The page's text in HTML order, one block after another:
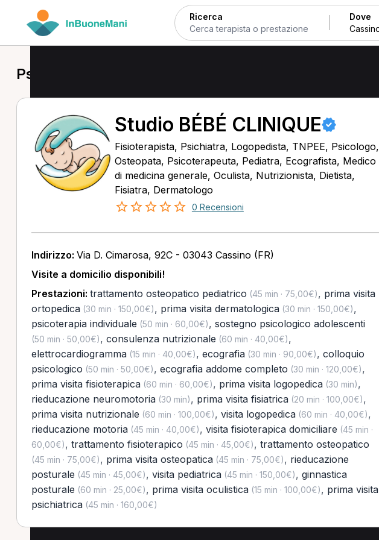
Ricerca Dove
Psicoterapeuta a Cassino
Studio BÉBÉ CLINIQUE
Fisioterapista, Psichiatra, Logopedista, TNPEE, Psicologo,
Osteopata, Psicoterapeuta, Pediatra, Ecografista, Medico
di medicina generale, Oculista, Nutrizionista, Dietista,
Fisiatra, Dermatologo
0 Recensioni
Indirizzo: Via D. Cimarosa, 92C - 03043 Cassino (FR)
Visite a domicilio disponibili!
Prestazioni: trattamento osteopatico pediatrico (45 min · 75,00€), prima visita
ortopedica(30 min · 150,00€), prima visita dermatologica(30 min · 150,00€),
psicoterapia individuale (50 min · 60,00€), sostegno psicologico adolescenti
(50 min · 50,00€), consulenza nutrizionale (60 min · 40,00€),
elettrocardiogramma(15 min · 40,00€), ecografia(30 min · 90,00€), colloquio
psicologico (50 min · 50,00€), ecografia addome completo (30 min · 120,00€),
prima visita fisioterapica(60 min · 60,00€), prima visita logopedica(30 min),
rieducazione neuromotoria(30 min), prima visita fisiatrica(20 min · 100,00€),
prima visita nutrizionale (60 min · 100,00€), visita logopedica(60 min · 40,00€),
rieducazione motoria(45 min · 40,00€), visita fisioterapica domiciliare (45 min ·
60,00€), trattamento fisioterapico (45 min · 45,00€), trattamento osteopatico
(45 min · 75,00€), prima visita osteopatica(45 min · 75,00€), rieducazione
posturale (45 min · 45,00€), visita pediatrica(45 min · 150,00€), ginnastica
posturale (60 min · 25,00€), prima visita oculistica(15 min · 100,00€), prima visita
psichiatrica(45 min · 160,00€)